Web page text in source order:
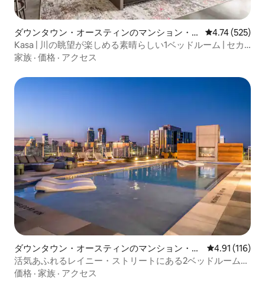
ダウンタウン・オースティンのマンション・ア
パート
レビュー525
4.74 (525)
Kasa | 川の眺望が楽しめる素晴らしい1ベッドルーム | セカ
ンドストリート
家族 · 価格 · アクセス
ダウンタウン・オースティンのマンション・ア
パート
レビュー116
4.91 (116)
活気あふれるレイニー・ストリートにある2ベッドルームの
豪華な高層アパート
価格 · 家族 · アクセス